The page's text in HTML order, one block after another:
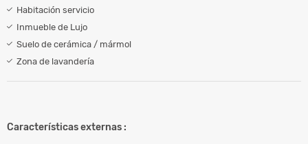
Habitación servicio
Inmueble de Lujo
Suelo de cerámica / mármol
Zona de lavandería
Características externas :